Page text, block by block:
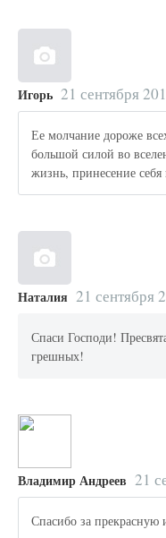
Игорь 21 сентября
Ее молчание дороже
большой силой во
жизнь, принесение себя
Наталия 21 сентября
Спаси Господи!
грешных!
Владимир Андреев 21
Спасибо за прекрасную